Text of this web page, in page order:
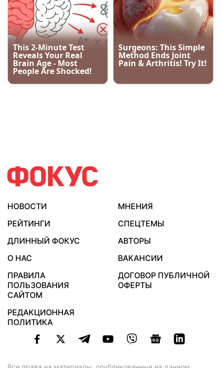
НОВОСТИ
МНЕНИЯ
РЕЙТИНГИ
СПЕЦТЕМЫ
ДЛИННЫЙ ФОКУС
АВТОРЫ
О НАС
ВАКАНСИИ
ПРАВИЛА
ПОЛЬЗОВАНИЯ
САЙТОМ
ДОГОВОР ПУБЛИЧНОЙ
ОФЕРТЫ
РЕДАКЦИОННАЯ
ПОЛИТИКА